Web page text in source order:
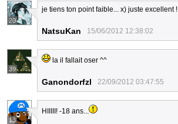
20
je tiens ton point faible... x) juste excellent !
NatsuKan 15/06/2012 12:38:02
39
la il fallait oser ^^
Ganondorfzl 22/09/2012 03:47:55
13
HIIIII! -18 ans...